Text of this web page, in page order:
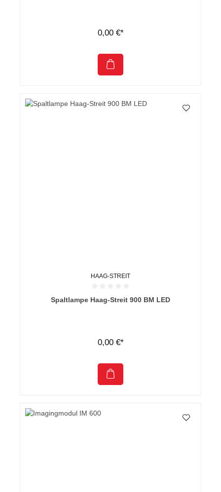
0,00 €*
HAAG-STREIT
Durchschnittliche Bewertung von 0 von 5 Sternen
Spaltlampe Haag-Streit 900 BM LED
0,00 €*